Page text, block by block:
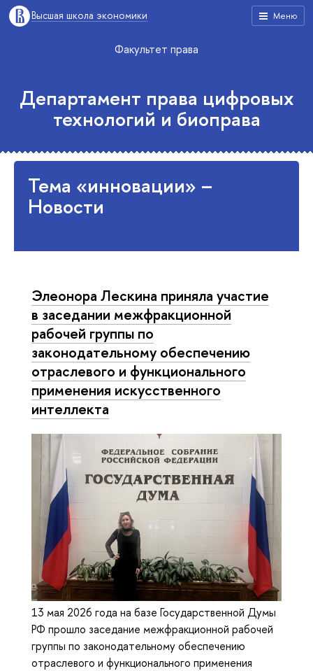
Меню
Высшая школа экономики
Факультет права
Департамент права цифровых
технологий и биоправа
Тема «инновации» –
Новости
Элеонора Лескина приняла участие
в заседании межфракционной
рабочей группы по
законодательному обеспечению
отраслевого и функционального
применения искусственного
интеллекта
13 мая 2026 года на базе Государственной Думы
РФ прошло заседание межфракционной рабочей
группы по законодательному обеспечению
отраслевого и функционального применения